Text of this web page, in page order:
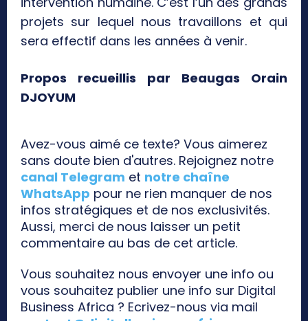
projets sur lequel nous travaillons et qui
sera effectif dans les années à venir.
Propos recueillis par Beaugas Orain
DJOYUM
Avez-vous aimé ce texte? Vous aimerez
sans doute bien d'autres. Rejoignez notre
canal Telegram et notre chaîne
WhatsApp pour ne rien manquer de nos
infos stratégiques et de nos exclusivités.
Aussi, merci de nous laisser un petit
commentaire au bas de cet article.
Vous souhaitez nous envoyer une info ou
vous souhaitez publier une info sur Digital
Business Africa ? Ecrivez-nous via mail